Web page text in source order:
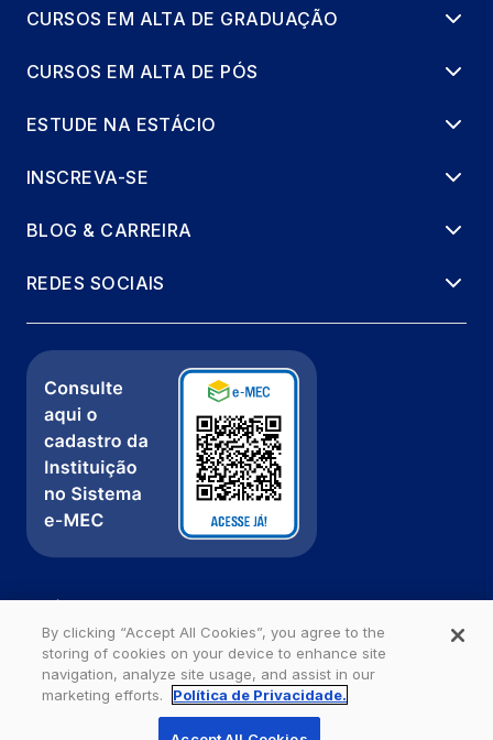
CURSOS EM ALTA DE GRADUAÇÃO
CURSOS EM ALTA DE PÓS
ESTUDE NA ESTÁCIO
INSCREVA-SE
BLOG & CARREIRA
REDES SOCIAIS
Política de Privacidade
Fale com a gente
Ouvidoria
By clicking “Accept All Cookies”, you agree to the
storing of cookies on your device to enhance site
navigation, analyze site usage, and assist in our
marketing efforts.
Política de Privacidade.